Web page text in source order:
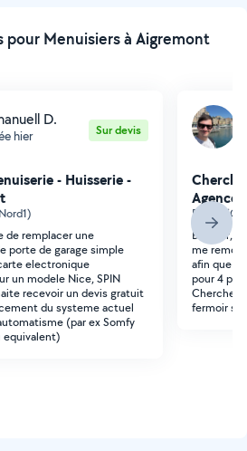
pour Menuisiers à Aigremont
D.
hier Sur devis
- Huisserie -
de remplacer une
porte de garage simple
electronique
un modele Nice, SPIN
recevoir un devis gratuit
du systeme actuel
(par ex Somfy
equivalent)
Poissy
Bonjour,
me
afin que
pour 4
Cherche
fermoir